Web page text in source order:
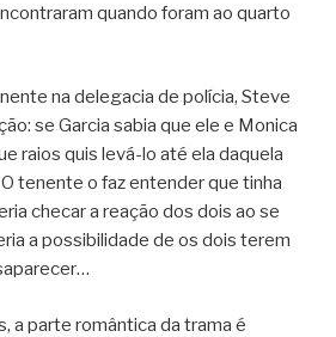
quando foram ao quarto
na delegacia de polícia, Steve
se Garcia sabia que ele e Monica
raios quis levá-lo até ela daquela
tenente o faz entender que tinha
checar a reação dos dois ao se
a possibilidade de os dois terem
a parte romântica da trama é